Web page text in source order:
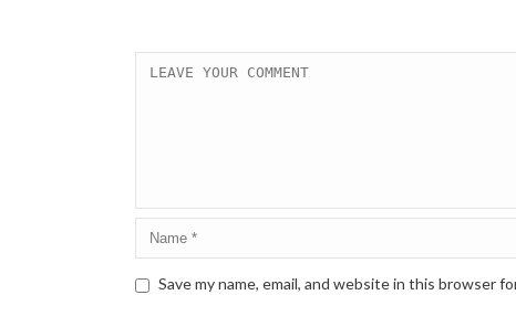
Save my name, email, and website in this browser